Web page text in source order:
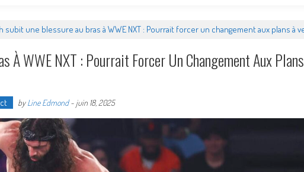
subit une blessure au bras à WWE NXT : Pourrait forcer un changement aux plans à
À WWE NXT : Pourrait Forcer Un Changement Aux Plans
byLine Edmond- juin 18, 2025